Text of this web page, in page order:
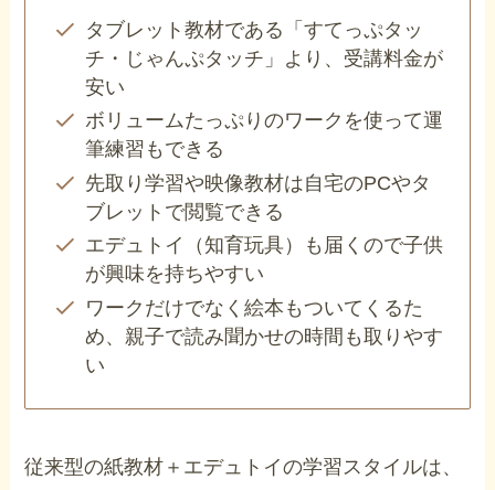
タブレット教材である「すてっぷタッ
チ・じゃんぷタッチ」より、受講料金が
安い
ボリュームたっぷりのワークを使って運
筆練習もできる
先取り学習や映像教材は自宅のPCやタ
ブレットで閲覧できる
エデュトイ（知育玩具）も届くので子供
が興味を持ちやすい
ワークだけでなく絵本もついてくるた
め、親子で読み聞かせの時間も取りやす
い
従来型の紙教材＋エデュトイの学習スタイルは、